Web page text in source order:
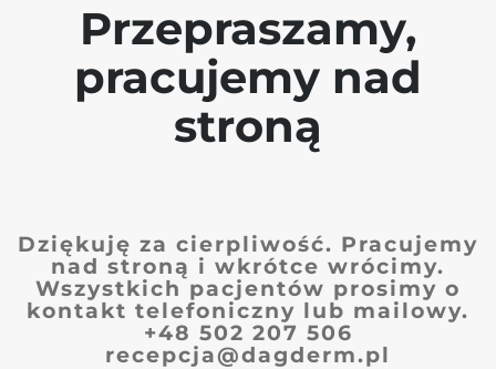
Przepraszamy,
pracujemy nad
stroną
Dziękuję za cierpliwość. Pracujemy
nad stroną i wkrótce wrócimy.
Wszystkich pacjentów prosimy o
kontakt telefoniczny lub mailowy.
+48 502 207 506
recepcja@dagderm.pl